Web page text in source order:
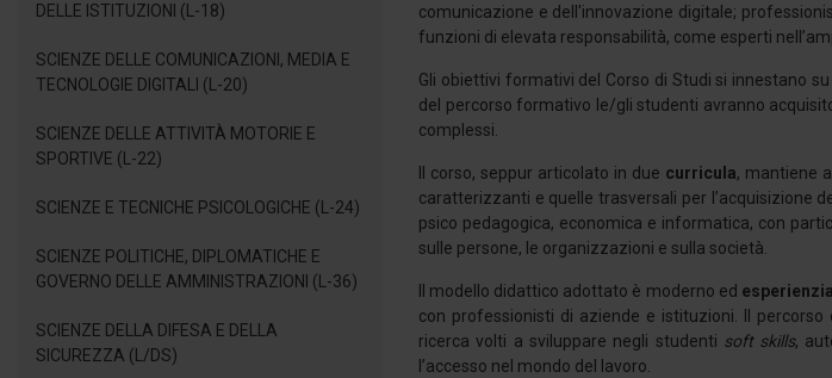
DELLE ISTITUZIONI (L-18)
SCIENZE DELLE COMUNICAZIONI, MEDIA E
TECNOLOGIE DIGITALI (L-20)
SCIENZE DELLE ATTIVITÀ MOTORIE E
SPORTIVE (L-22)
SCIENZE E TECNICHE PSICOLOGICHE (L-24)
SCIENZE POLITICHE, DIPLOMATICHE E
GOVERNO DELLE AMMINISTRAZIONI (L-36)
SCIENZE DELLA DIFESA E DELLA
SICUREZZA (L/DS)
comunicazione e dell'innovazione digitale;
funzioni di elevata responsabilità, come esperti
Gli obiettivi formativi del Corso di Studi si innestano
del percorso formativo le/gli studenti avranno
complessi.
Il corso, seppur articolato in due curricula, mantiene
caratterizzanti e quelle trasversali per l’acquisizione
psico pedagogica, economica e informatica, con
sulle persone, le organizzazioni e sulla società.
Il modello didattico adottato è moderno ed
con professionisti di aziende e istituzioni. Il
ricerca volti a sviluppare negli studenti soft skills,
l’accesso nel mondo del lavoro.